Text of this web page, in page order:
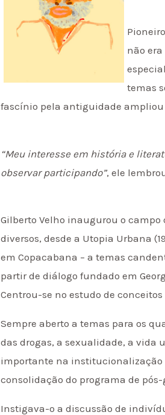
não
temas
fascínio pela antiguidade ampliou
“Meu interesse em história e
observar participando”, ele
Gilberto Velho inaugurou o
diversos, desde a Utopia Urbana
em Copacabana – a temas
partir de diálogo fundado em
Centrou-se no estudo de
Sempre aberto a temas para os
das drogas, a sexualidade, a vida
importante na institucionalização
consolidação do programa de
Instigava-o a discussão de